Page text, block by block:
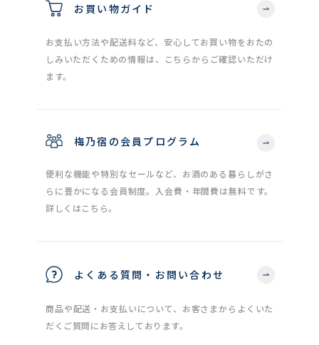
お買い物ガイド
お支払い方法や配送料など、安心してお買い物をおたの
しみいただくための情報は、こちらからご確認いただけ
ます。
梅乃宿の会員プログラム
便利な機能や特別なセールなど、お酒のある暮らしがさ
らに豊かになる会員制度。入会費・年間費は無料です。
詳しくはこちら。
よくある質問・お問い合わせ
商品や配送・お支払いについて、お客さまからよくいた
だくご質問にお答えしております。